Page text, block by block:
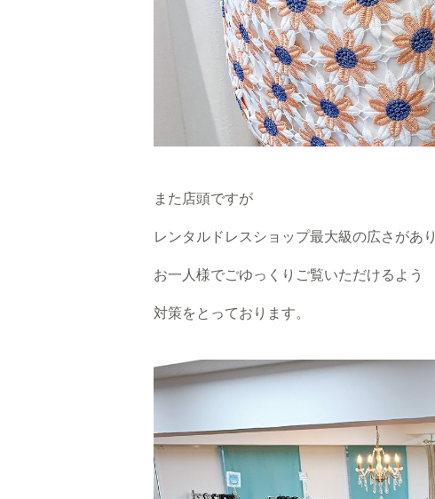
また店頭ですが
レンタルドレスショップ最大級の広さがあり
お一人様でごゆっくりご覧いただけるよう
対策をとっております。